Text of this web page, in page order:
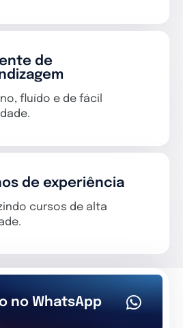
de
fluído e de fácil
de experiência
cursos de alta
no WhatsApp